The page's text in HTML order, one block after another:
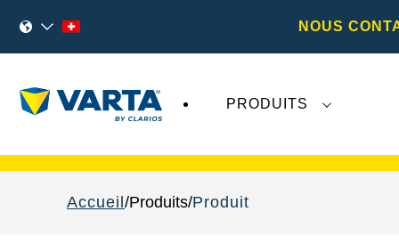
NOUS
PRODUITS
Accueil Produits Produit